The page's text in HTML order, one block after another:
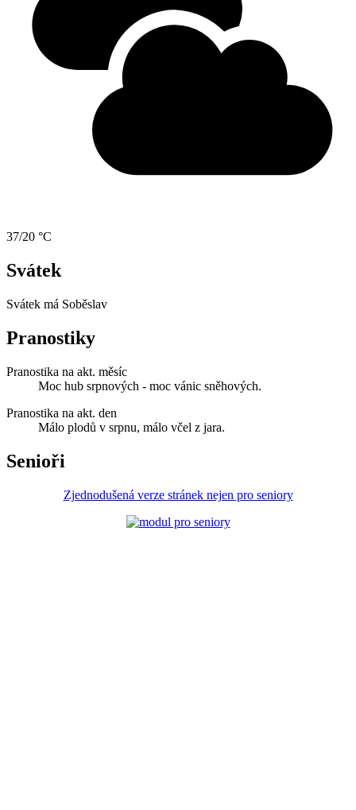
37/20 °C
Svátek
Svátek má Soběslav
Pranostiky
Pranostika na akt. měsíc
Moc hub srpnových - moc vánic sněhových.
Pranostika na akt. den
Málo plodů v srpnu, málo včel z jara.
Senioři
Zjednodušená verze stránek nejen pro seniory